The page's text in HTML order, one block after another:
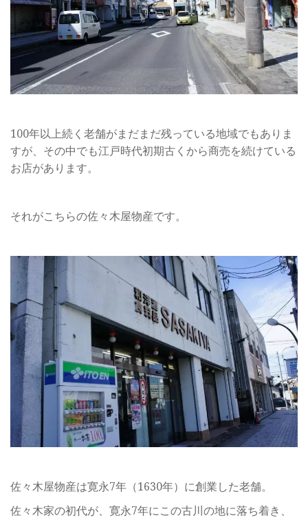
100年以上続く老舗がまだまだ残っている地域でもありま
すが、その中でも江戸時代初期古くから商売を続けている
お店があります。
それがこちらの佐々木屋物産です。
佐々木屋物産は寛永7年（1630年）に創業した老舗。
佐々木家の初代が、寛永7年にこの古川の地に落ち着き、